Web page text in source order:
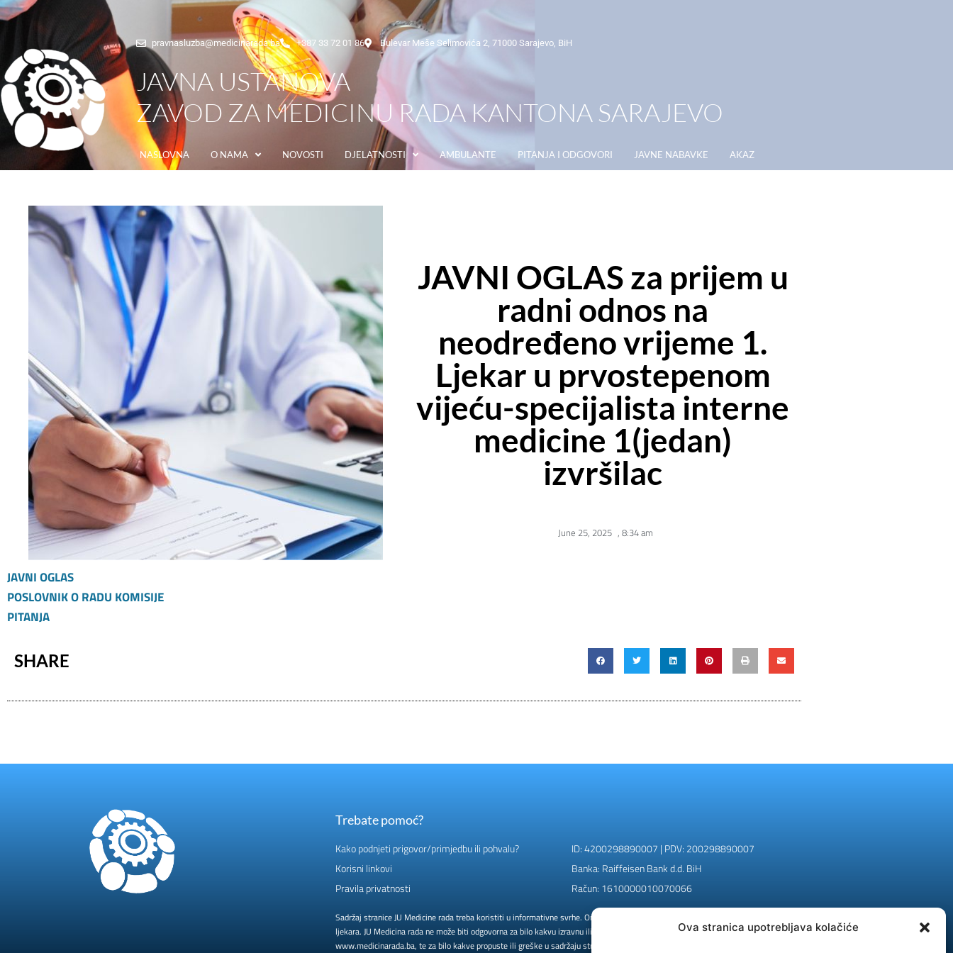
Ova stranica upotrebljava kolačiće
pravnasluzba@medicinarada.ba +387 33 72 01 86 Bulevar Meše Selimovića 2, 71000 Sarajevo, BiH
JAVNA USTANOVA
ZAVOD ZA MEDICINU RADA KANTONA SARAJEVO
NASLOVNA O NAMA NOVOSTI DJELATNOSTI AMBULANTE PITANJA I ODGOVORI JAVNE NABAVKE AKAZ
JAVNI OGLAS za prijem u
radni odnos na
neodređeno vrijeme 1.
Ljekar u prvostepenom
vijeću-specijalista interne
medicine 1(jedan)
izvršilac
June 25, 2025 , 8:34 am
JAVNI OGLAS
POSLOVNIK O RADU KOMISIJE
PITANJA
SHARE
Trebate pomoć?
Kako podnjeti prigovor/primjedbu ili pohvalu?
Korisni linkovi
Pravila privatnosti
ID: 4200298890007 | PDV: 200298890007
Banka: Raiffeisen Bank d.d. BiH
Račun: 1610000010070066
Sadržaj stranice JU Medicine rada treba koristiti u informativne svrhe. On ne može zamijeniti stručni savjet, dijagnozu ili liječenje
ljekara. JU Medicina rada ne može biti odgovorna za bilo kakvu izravnu ili neizravnu štetu koja bi mogla proizići iz korištenja
www.medicinarada.ba, te za bilo kakve propuste ili greške u sadržaju stranice.